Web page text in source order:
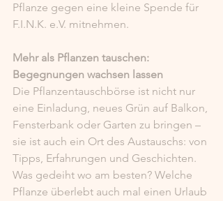
Pflanze gegen eine kleine Spende für
F.I.N.K. e.V. mitnehmen.
Mehr als Pflanzen tauschen:
Begegnungen wachsen lassen
Die Pflanzentauschbörse ist nicht nur
eine Einladung, neues Grün auf Balkon,
Fensterbank oder Garten zu bringen –
sie ist auch ein Ort des Austauschs: von
Tipps, Erfahrungen und Geschichten.
Was gedeiht wo am besten? Welche
Pflanze überlebt auch mal einen Urlaub